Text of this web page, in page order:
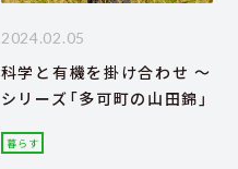
2024.02.05
科学と有機を掛け合わせ ～
シリーズ「多可町の山田錦」
暮らす